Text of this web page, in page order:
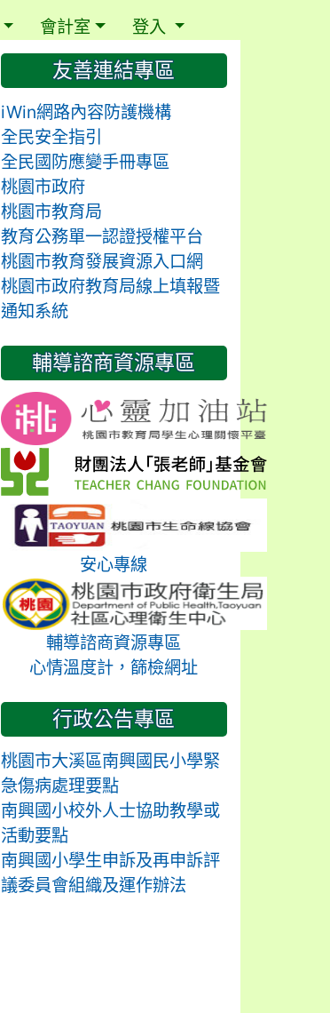
會計室 登入
友善連結專區
iWin網路內容防護機構
全民安全指引
全民國防應變手冊專區
桃園市政府
桃園市教育局
教育公務單一認證授權平台
桃園市教育發展資源入口網
桃園市政府教育局線上填報暨
通知系統
輔導諮商資源專區
安心專線
輔導諮商資源專區
心情溫度計，篩檢網址
行政公告專區
桃園市大溪區南興國民小學緊
急傷病處理要點
南興國小校外人士協助教學或
活動要點
南興國小學生申訴及再申訴評
議委員會組織及運作辦法